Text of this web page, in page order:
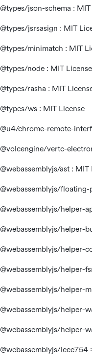
@types/json-schema :
@types/jsrsasign : MIT
@types/minimatch : MIT
@types/node : MIT License
@types/rasha : MIT
@types/ws : MIT License
@u4/chrome-remote-
@volcengine/vertc-
@webassemblyjs/ast : MIT
@webassemblyjs/
@webassemblyjs/helper-
@webassemblyjs/helper-
@webassemblyjs/helper-
@webassemblyjs/helper-
@webassemblyjs/helper-
@webassemblyjs/helper-
@webassemblyjs/helper-
@webassemblyjs/ieee754